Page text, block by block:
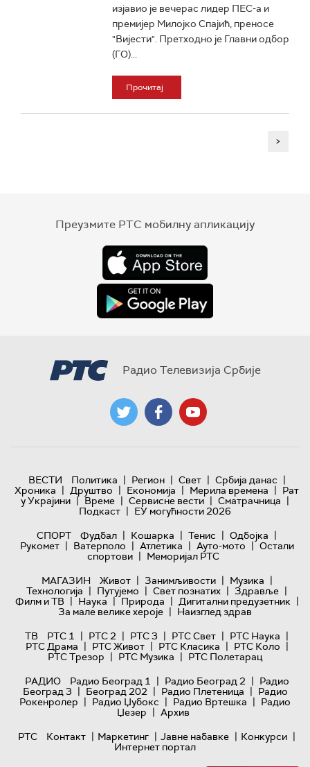
изјавио је вечерас лидер ПЕС-а и
премијер Милојко Спајић, преносе
"Вијести". Претходно је Главни одбор
(ГО)...
Прочитај
>
Преузмите РТС мобилну апликацију
Радио Телевизија Србије
ВЕСТИ Политика | Регион | Свет | Србија данас |
Хроника | Друштво | Економија | Мерила времена | Рат
у Украјини | Време | Сервисне вести | Сматрачница |
Подкаст | ЕУ могућности 2026
СПОРТ
Фудбал | Кошарка | Тенис | Одбојка |
Рукомет | Ватерполо | Атлетика | Ауто-мото | Остали
спортови | Меморијал РТС
МАГАЗИН
Живот | Занимљивости | Музика |
Технологијa | Путујемо | Свет познатих | Здравље |
Филм и ТВ | Наука | Природа | Дигитални предузетник |
За мале велике хероје | Наизглед здрав
ТВ
РТС 1 | РТС 2 | РТС 3 | РТС Свет | РТС Наука |
РТС Драма | РТС Живот | РТС Класика | РТС Коло |
РТС Трезор | РТС Музика | РТС Полетарац
РАДИО
Радио Београд 1 | Радио Београд 2 | Радио
Београд 3 | Београд 202 | Радио Плетеница | Радио
Рокенролер | Радио Џубокс | Радио Вртешка | Радио
Џезер | Архив
РТС
Контакт | Маркетинг | Јавне набавке | Конкурси |
Интернет портал